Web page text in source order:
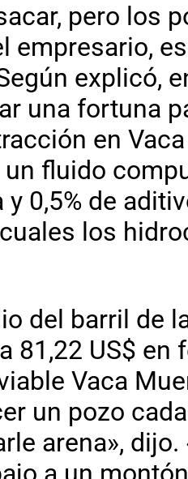
pero los
empresario,
explicó,
una fortuna
en
fluido
y 0,5% de
los
del barril de
81,22 US$ en
Vaca
un pozo
arena», dijo.